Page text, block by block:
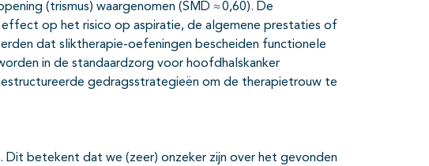
(trismus) waargenomen (SMD ≈ 0,60). De
op het risico op aspiratie, de algemene prestaties of
dat sliktherapie-oefeningen bescheiden functionele
in de standaardzorg voor hoofdhalskanker
gedragsstrategieën om de therapietrouw te
Dit betekent dat we (zeer) onzeker zijn over het gevonden